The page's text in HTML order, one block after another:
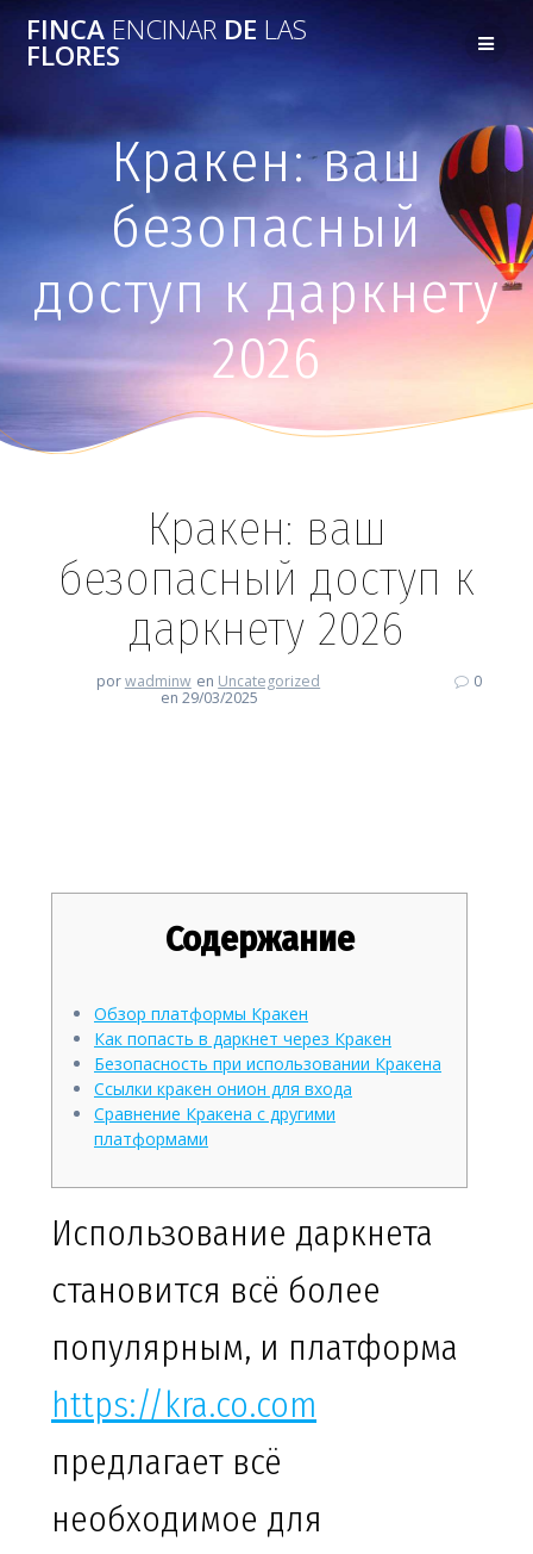
FINCAENCINAR DE LAS
FLORES
Кракен: ваш
безопасный
доступ к даркнету
2026
Кракен: ваш
безопасный доступ к
даркнету 2026
porwadminw en Uncategorized
en 29/03/2025
0
Содержание
Обзор платформы Кракен
Как попасть в даркнет через Кракен
Безопасность при использовании Кракена
Ссылки кракен онион для входа
Сравнение Кракена с другими
платформами
Использование даркнета
становится всё более
популярным, и платформа
https://kra.co.com
предлагает всё
необходимое для